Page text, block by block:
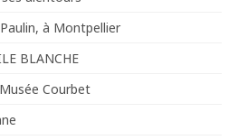
à Montpellier
BLANCHE
Courbet